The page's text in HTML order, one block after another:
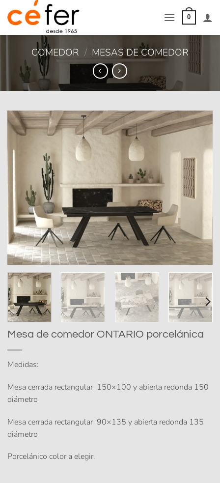
0
COMEDOR / MESAS DE COMEDOR
Mesa de comedor ONTARIO porcelánica
Medidas:
Mesa cerrada rectangular 150×100 y abierta redonda 150
diámetro
Mesa cerrada rectangular 90×135 y abierta redonda 135
diámetro
Porcelánico color a elegir.